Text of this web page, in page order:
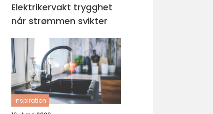
Elektrikervakt trygghet
når strømmen svikter
inspiration